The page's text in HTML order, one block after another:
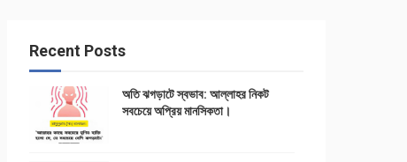
Recent Posts
অতি ঝগড়াটে স্বভাব: আল্লাহর নিকট
সবচেয়ে অপ্রিয় মানসিকতা।